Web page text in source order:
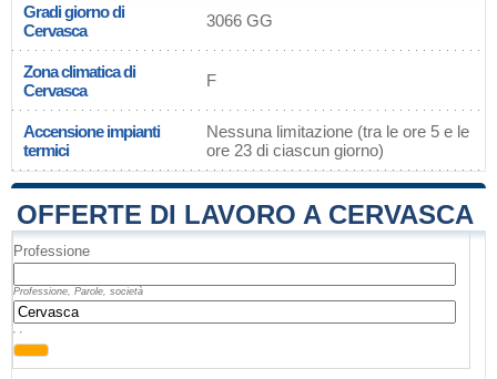
Gradi giorno di
Cervasca
3066 GG
Zona climatica di
Cervasca
F
Accensione impianti
termici
Nessuna limitazione (tra le ore 5 e le
ore 23 di ciascun giorno)
OFFERTE DI LAVORO A CERVASCA
Professione
Professione, Parole, società
, ,